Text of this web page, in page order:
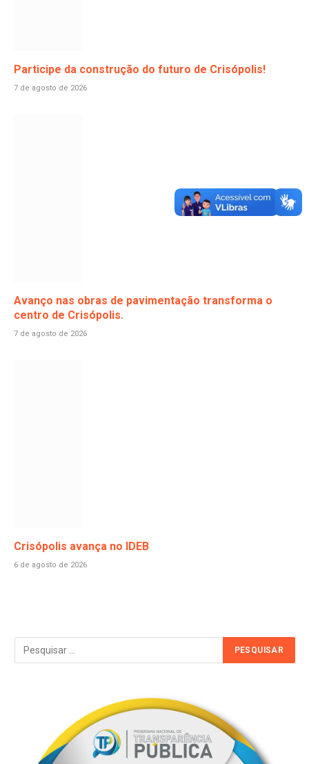
Participe da construção do futuro de Crisópolis!
7 de agosto de 2026
Avanço nas obras de pavimentação transforma o
centro de Crisópolis.
7 de agosto de 2026
Crisópolis avança no IDEB
6 de agosto de 2026